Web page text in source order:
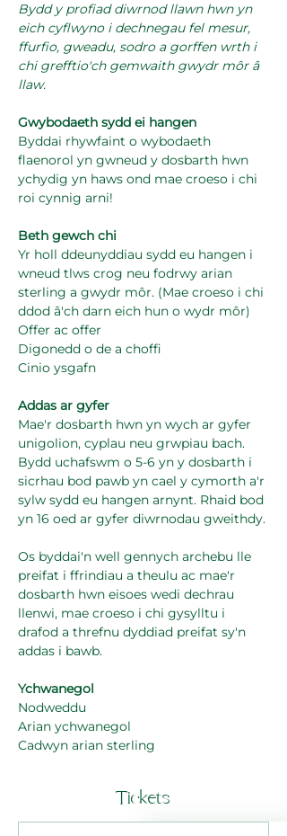
Bydd y profiad diwrnod llawn hwn yn
eich cyflwyno i dechnegau fel mesur,
ffurfio, gweadu, sodro a gorffen wrth i
chi grefftio'ch gemwaith gwydr môr â
llaw.
Gwybodaeth sydd ei hangen
Byddai rhywfaint o wybodaeth
flaenorol yn gwneud y dosbarth hwn
ychydig yn haws ond mae croeso i chi
roi cynnig arni!
Beth gewch chi
Yr holl ddeunyddiau sydd eu hangen i
wneud tlws crog neu fodrwy arian
sterling a gwydr môr. (Mae croeso i chi
ddod â'ch darn eich hun o wydr môr)
Offer ac offer
Digonedd o de a choffi
Cinio ysgafn
Addas ar gyfer
Mae'r dosbarth hwn yn wych ar gyfer
unigolion, cyplau neu grwpiau bach.
Bydd uchafswm o 5-6 yn y dosbarth i
sicrhau bod pawb yn cael y cymorth a'r
sylw sydd eu hangen arnynt. Rhaid bod
yn 16 oed ar gyfer diwrnodau gweithdy.
Os byddai'n well gennych archebu lle
preifat i ffrindiau a theulu ac mae'r
dosbarth hwn eisoes wedi dechrau
llenwi, mae croeso i chi gysylltu i
drafod a threfnu dyddiad preifat sy'n
addas i bawb.
Ychwanegol
Nodweddu
Arian ychwanegol
Cadwyn arian sterling
Tickets